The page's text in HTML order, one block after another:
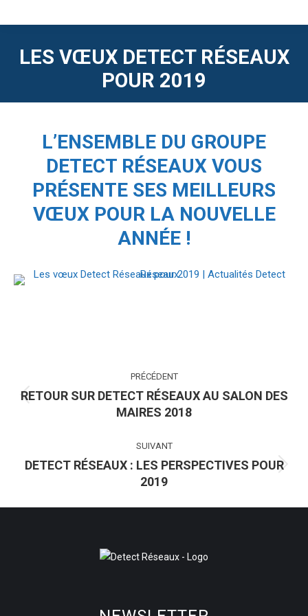
LES VŒUX DETECT RÉSEAUX
POUR 2019
L’ENSEMBLE DU GROUPE
DETECT RÉSEAUX VOUS
PRÉSENTE SES MEILLEURS
VŒUX POUR LA NOUVELLE
ANNÉE !
ARTICLE
PRÉCÉDENT
Article
:
RETOUR SUR DETECT RÉSEAUX AU SALON DES
MAIRES 2018
SUIVANT
Article
:
DETECT RÉSEAUX : LES PERSPECTIVES POUR
2019